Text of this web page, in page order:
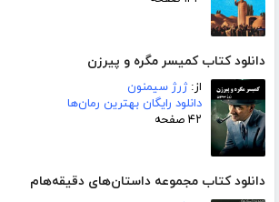
دانلود کتاب کمیسر مگره و پیرزن
از:ژرژ سیمنون
دانلود رایگان بهترین رمان‌ها
۴۲ صفحه
دانلود کتاب مجموعه داستان‌های دقیقه‌هام